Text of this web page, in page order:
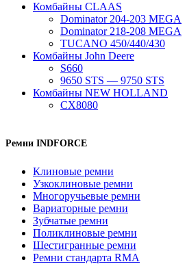
Комбайны CLAAS
Dominator 204-203 MEGA
Dominator 218-208 MEGA
TUCANO 450/440/430
Комбайны John Deere
S660
9650 STS — 9750 STS
Комбайны NEW HOLLAND
CX8080
Ремни INDFORCE
Клиновые ремни
Узкоклиновые ремни
Многоручьевые ремни
Вариаторные ремни
Зубчатые ремни
Поликлиновые ремни
Шестигранные ремни
Ремни стандарта RMA